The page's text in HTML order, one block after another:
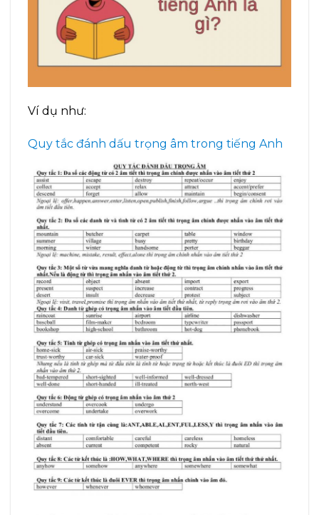
Ví dụ như:
Quy tắc đánh dấu trọng âm trong tiếng Anh